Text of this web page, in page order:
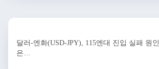
달러-엔화(USD-JPY), 115엔대 진입 실패 원인
은…